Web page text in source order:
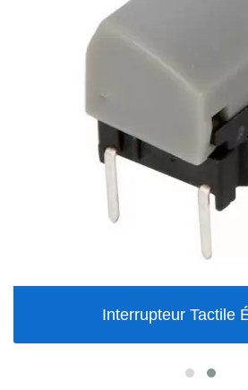
Interrupteur Tactile